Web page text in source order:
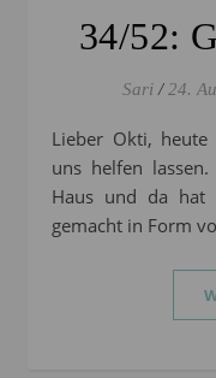
34/52:
Sari / 24.
Lieber Okti, heute haben wir gekocht. Ja, Sari hat
uns helfen
Haus und da hat
gemacht in Form